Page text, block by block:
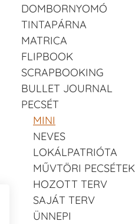
DOMBORNYOMÓ
TINTAPÁRNA
MATRICA
FLIPBOOK
SCRAPBOOKING
BULLET JOURNAL
PECSÉT
MINI
NEVES
LOKÁLPATRIÓTA
MŰVTÖRI PECSÉTEK
HOZOTT TERV
SAJÁT TERV
ÜNNEPI